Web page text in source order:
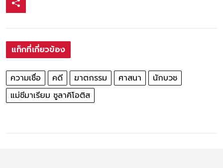
แท็กที่เกี่ยวข้อง
ความเชื่อ คดี ฆาตกรรม ศาสนา
นักบวช
แม่ชีมาเรียม ซูลาคิโอติส